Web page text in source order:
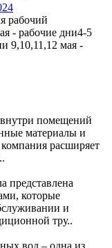
рабочий
- рабочие дни4-5
9,10,11,12 мая -
внутри помещений
материалы и
расширяет
представлена
которые
и
тру..
вод – одна из